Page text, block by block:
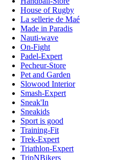
House of Rugby
La sellerie de Maé
Made in Paradis
Nauti-wave
On-Fight
Padel-Expert
Pecheur-Store
Pet and Garden
Slowood Interior
Smash-Expert
Sneak'In
Sneakids
Sport is good
Training-Fit
Trek-Expert
Triathlon-Expert
TripNBikers